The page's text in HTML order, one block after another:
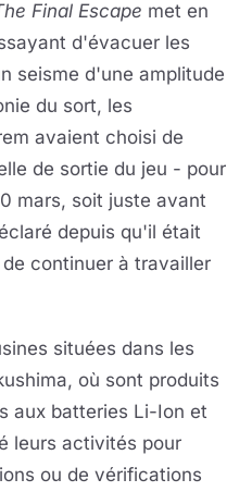
Final Escape met en
d'évacuer les
seisme d'une amplitude
du sort, les
avaient choisi de
de sortie du jeu - pour
mars, soit juste avant
depuis qu'il était
continuer à travailler
situées dans les
où sont produits
aux batteries Li-Ion et
leurs activités pour
ou de vérifications